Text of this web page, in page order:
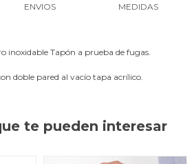
ENVIOS MEDIDAS
inoxidable Tapón a prueba de fugas.
doble pared al vacío tapa acrílico.
te pueden interesar